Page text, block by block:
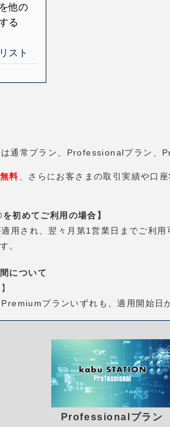
他の
る
スト
通常プラン、Professionalプラン、
無料 、さらにお客さまの取引実績や
初めてご利用の場合】
用され、翌々月第1営業日までご利
。
について
プランいずれも、適用開始日
Professionalプラン